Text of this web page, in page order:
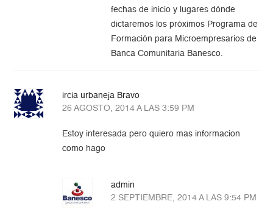
fechas de inicio y lugares dónde
dictaremos los próximos Programa de
Formación para Microempresarios de
Banca Comunitaria Banesco.
ircia urbaneja Bravo
26 AGOSTO, 2014 A LAS 3:59 PM
Estoy interesada pero quiero mas informacion
como hago
admin
2 SEPTIEMBRE, 2014 A LAS 9:54 PM